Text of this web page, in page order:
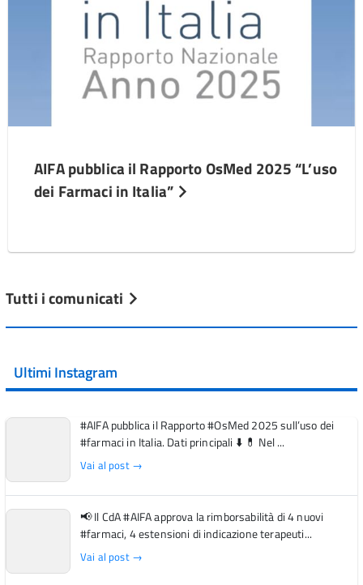
AIFA pubblica il Rapporto OsMed 2025 “L’uso
dei Farmaci in Italia”
Tutti i comunicati
Ultimi Instagram
#AIFA pubblica il Rapporto #OsMed 2025 sull’uso dei
#farmaci in Italia. Dati principali ⬇️ 💊 Nel ...
Vai al post →
📢 Il CdA #AIFA approva la rimborsabilità di 4 nuovi
#farmaci, 4 estensioni di indicazione terapeuti...
Vai al post →